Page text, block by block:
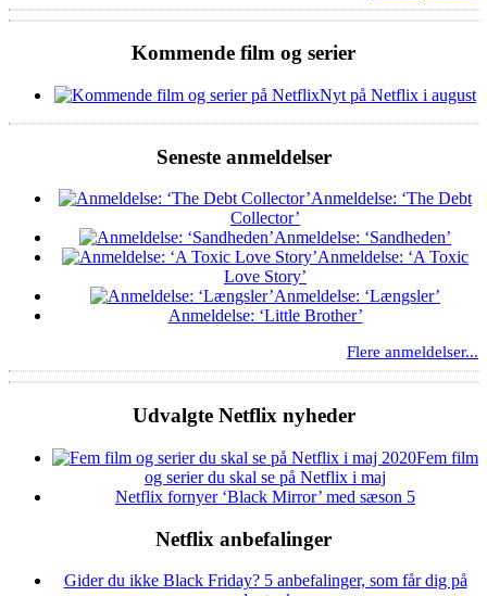
Kommende film og serier
Nyt på Netflix i august
Seneste anmeldelser
Anmeldelse: ‘The Debt
Collector’
Anmeldelse: ‘Sandheden’
Anmeldelse: ‘A Toxic
Love Story’
Anmeldelse: ‘Længsler’
Anmeldelse: ‘Little Brother’
Flere anmeldelser...
Udvalgte Netflix nyheder
Fem film
og serier du skal se på Netflix i maj
Netflix fornyer ‘Black Mirror’ med sæson 5
Netflix anbefalinger
Gider du ikke Black Friday? 5 anbefalinger, som får dig på